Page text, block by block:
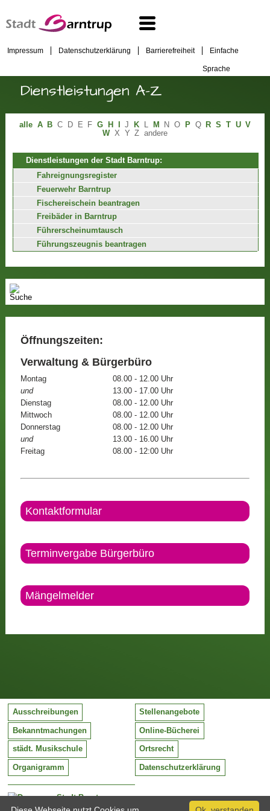
Impressum Datenschutzerklärung Barrierefreiheit Einfache
Sprache
Dienstleistungen A-Z
alle A B C D E F G H J K L M N O P Q R S T U V
W X Y Z andere
Dienstleistungen der Stadt Barntrup:
Fahreignungsregister
Feuerwehr Barntrup
Fischereischein beantragen
Freibäder in Barntrup
Führerscheinumtausch
Führungszeugnis beantragen
Öffnungszeiten:
Verwaltung & Bürgerbüro
Montag
08.00 - 12.00 Uhr
und
13.00 - 17.00 Uhr
Dienstag
08.00 - 12.00 Uhr
Mittwoch
08.00 - 12.00 Uhr
Donnerstag
08.00 - 12.00 Uhr
und
13.00 - 16.00 Uhr
Freitag
08.00 - 12:00 Uhr
Kontaktformular
Terminvergabe Bürgerbüro
Mängelmelder
Stadt Barntrup
Mittelstraße 38
Ausschreibungen Stellenangebote
Bekanntmachungen Online-Bücherei
städt. Musikschule Ortsrecht
Organigramm Datenschutzerklärung